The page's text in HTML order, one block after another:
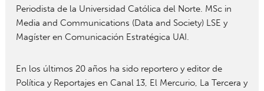
Periodista de la Universidad Católica del Norte. MSc in
Media and Communications (Data and Society) LSE y
Magíster en Comunicación Estratégica UAI.
En los últimos 20 años ha sido reportero y editor de
Política y Reportajes en Canal 13, El Mercurio, La Tercera y